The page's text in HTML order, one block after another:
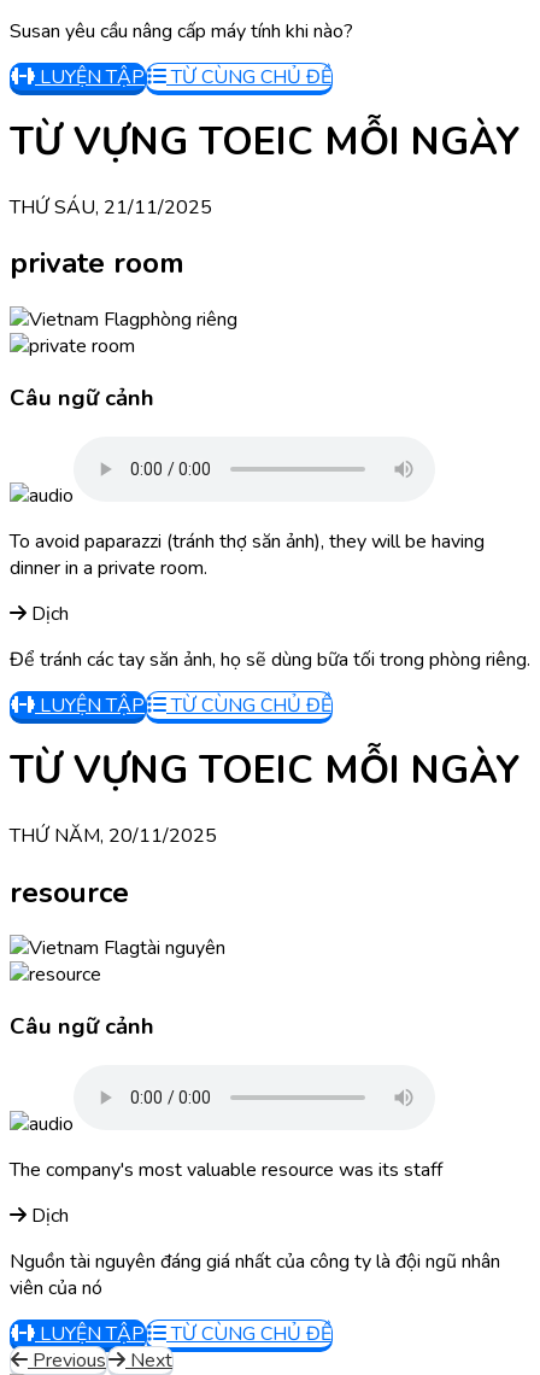
Susan yêu cầu nâng cấp máy tính khi nào?
LUYỆN TẬP
TỪ CÙNG CHỦ ĐỀ
TỪ VỰNG TOEIC MỖI NGÀY
THỨ SÁU, 21/11/2025
private room
phòng riêng
Câu ngữ cảnh
To avoid paparazzi (tránh thợ săn ảnh), they will be having
dinner in a private room.
Dịch
Để tránh các tay săn ảnh, họ sẽ dùng bữa tối trong phòng riêng.
LUYỆN TẬP
TỪ CÙNG CHỦ ĐỀ
TỪ VỰNG TOEIC MỖI NGÀY
THỨ NĂM, 20/11/2025
resource
tài nguyên
Câu ngữ cảnh
The company's most valuable resource was its staff
Dịch
Nguồn tài nguyên đáng giá nhất của công ty là đội ngũ nhân
viên của nó
LUYỆN TẬP
TỪ CÙNG CHỦ ĐỀ
Previous
Next